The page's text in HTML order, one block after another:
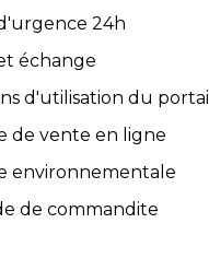
24h
échange
d'utilisation du portail
de vente en ligne
environnementale
de commandite